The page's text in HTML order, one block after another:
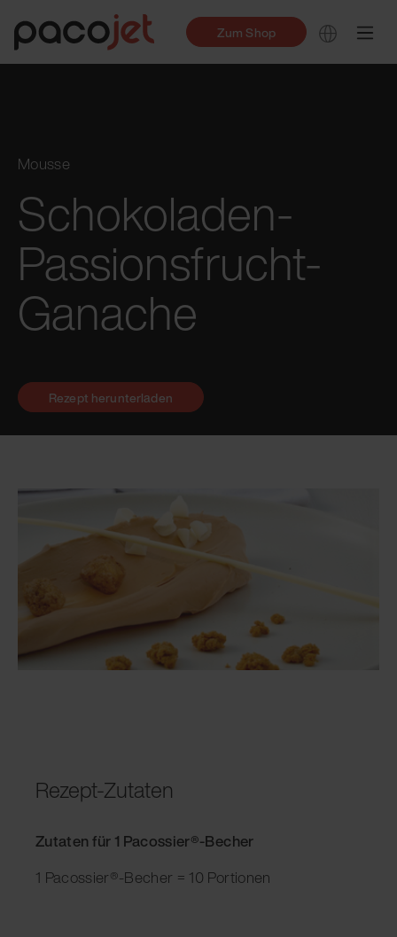
Zum Shop
Mousse
Schokoladen-
Passionsfrucht-
Ganache
Rezept-Zutaten
Zutaten für 1 Pacossier®-Becher
1 Pacossier®-Becher = 10 Portionen
Rezept herunterladen